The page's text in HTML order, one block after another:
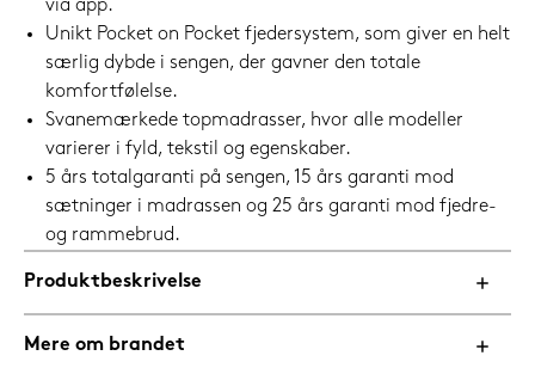
via app.
Unikt Pocket on Pocket fjedersystem, som giver en helt
særlig dybde i sengen, der gavner den totale
komfortfølelse.
Svanemærkede topmadrasser, hvor alle modeller
varierer i fyld, tekstil og egenskaber.
5 års totalgaranti på sengen, 15 års garanti mod
sætninger i madrassen og 25 års garanti mod fjedre-
og rammebrud.
Produktbeskrivelse
Mere om brandet